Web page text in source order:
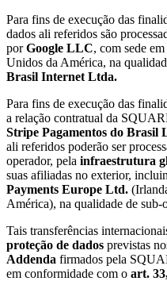
Para fins de execução das
dados ali referidos são
por Google LLC, com sede
Unidos da América, na
Brasil Internet Ltda.
Para fins de execução das
a relação contratual da
Stripe Pagamentos do Brasil
ali referidos poderão ser
operador, pela infraestrutura
suas afiliadas no exterior,
Payments Europe Ltd.
América), na qualidade de sub-
Tais transferências
proteção de dados previstas
Addenda firmados pela
em conformidade com o art.